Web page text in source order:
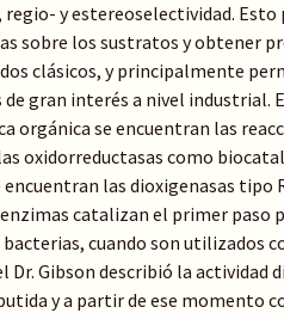
y estereoselectividad.
sobre los sustratos y obtener
clásicos, y principalmente
gran interés a nivel industrial.
orgánica se encuentran las
oxidorreductasas como
las dioxigenasas tipo
catalizan el primer paso
cuando son utilizados
Dr. Gibson describió la actividad
y a partir de ese momento